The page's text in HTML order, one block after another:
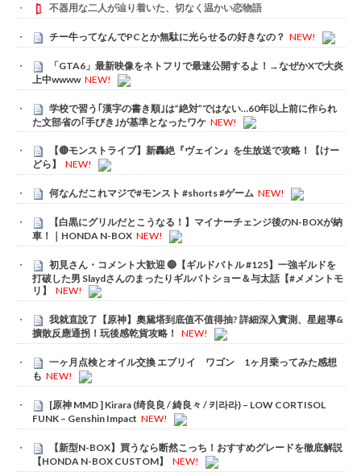
不器用な二人が辿り着いた、切なく温かい恋物語
チー牛ってなんでPCとか無駄に光らせるの好きなの？ NEW!
「GTA6」最新映像をネトフリで最速公開するよ！→なぜかXで大炎
上中wwww NEW!
学校で習う｢漢字の書き順｣は”絶対”ではない…60年以上前に作られ
た文部省の｢手びき｣が基準となったワケ NEW!
【🔴モンストライブ】新轟絶『ヴェイン』を生放送で攻略！【けー
どら】
NEW!
何なんだこれマジで#モンスト #shorts #ゲーム NEW!
【白黒にグリルだとこうなる！】マイナーチェンジ後のN-BOXが納
車！｜HONDA N-BOX NEW!
初見さん・コメント大歓迎 🔴【ギルドバトル #125】一強ギルドを
打破した男 Slaydさんのまったりギルバトショー＆与太話【#メメントモ
リ】
NEW!
我就直說了【原神】奧黛塔到底值不值得抽? 詳細深入實測、星超導&
擴散反應通拐！玩後感乾貨攻略！
NEW!
一ヶ月点検とオイル交換 エブリイ ワゴン 1ヶ月乗ってみた感想
も NEW!
[原神 MMD ] Kirara (绮良良 / 綺良々 / 키라라) – LOW CORTISOL
FUNK – Genshin Impact NEW!
【新型N-BOX】買うなら断然こっち！おすすめグレードを徹底解説
【HONDA N-BOX CUSTOM】
NEW!